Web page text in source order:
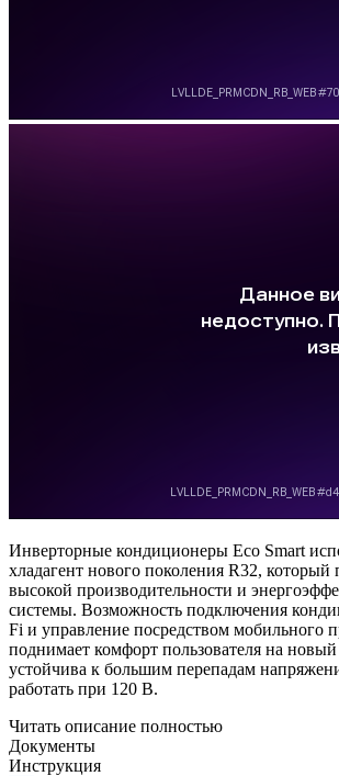
Инверторные кондиционеры Eco Smart
хладагент нового поколения R32, который
высокой производительности и
системы. Возможность подключения
Fi и управление посредством мобильного
поднимает комфорт пользователя на
устойчива к большим перепадам
работать при 120 В.
Читать описание полностью
Документы
Инструкция